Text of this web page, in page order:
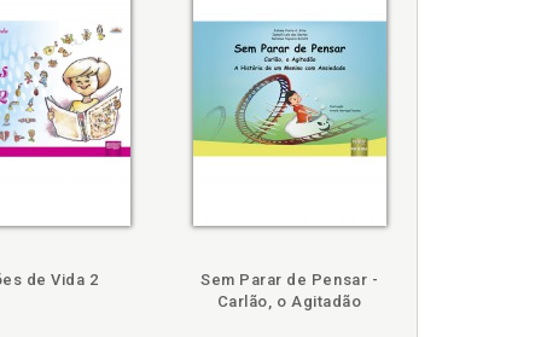
de Vida 2
Sem Parar de Pensar -
Carlão, o Agitadão